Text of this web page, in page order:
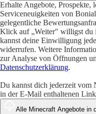
Erhalte Angebote, Prospekte,
Serviceneuigkeiten von
gelegentliche
Klick auf „Weiter" willigst du
kannst deine Einwilligung
widerrufen. Weitere
zur Analyse von Öffnungen
Datenschutzerklärung.
Du kannst dich jederzeit vom
in der E-Mail enthaltenen
Alle Minecraft Angebote in